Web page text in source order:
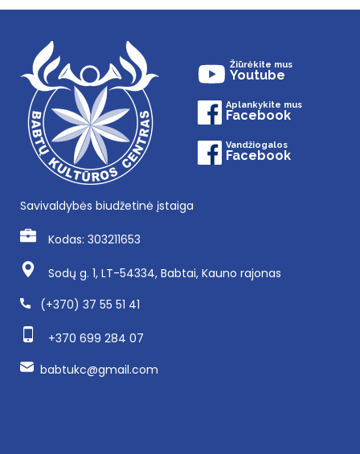
Žiūrėkite mus
Youtube
Aplankykite mus
Facebook
Vandžiogalos
Facebook
Savivaldybės biudžetinė įstaiga
Kodas: 303211653
Sodų g. 1, LT-54334, Babtai, Kauno rajonas
(+370) 37 55 51 41
+370 699 284 07
babtukc@gmail.com